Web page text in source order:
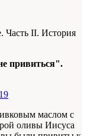
Часть II. История
привиться".
маслом с
оливы Иисуса